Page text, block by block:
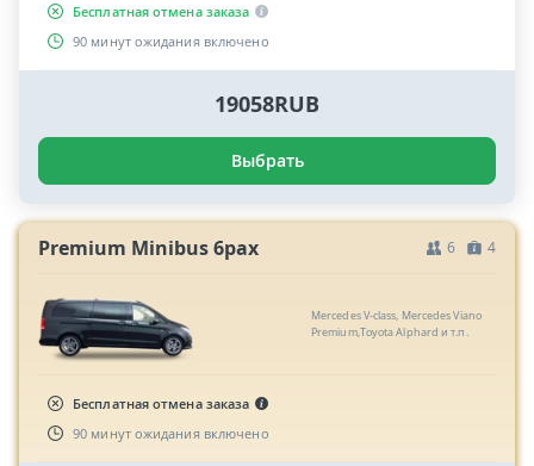
Бесплатная отмена заказа
90 минут ожидания включено
19058RUB
Выбрать
Premium Minibus 6pax 6 4
Mercedes V-class, Mercedes Viano
Premium,Toyota Alphard и т.п.
Бесплатная отмена заказа
90 минут ожидания включено